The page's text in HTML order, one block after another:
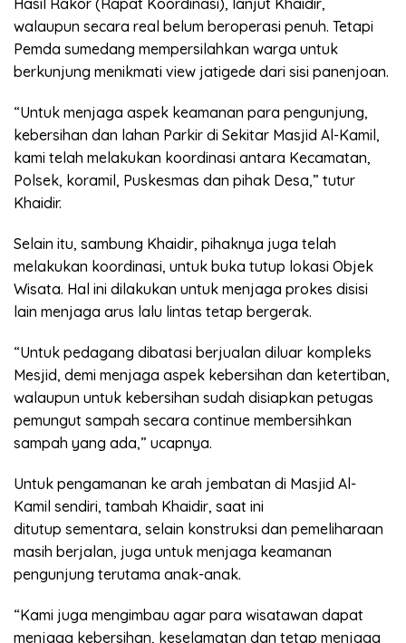
walaupun secara real belum beroperasi penuh. Tetapi
Pemda sumedang mempersilahkan warga untuk
berkunjung menikmati view jatigede dari sisi panenjoan.
“Untuk menjaga aspek keamanan para pengunjung,
kebersihan dan lahan Parkir di Sekitar Masjid Al-Kamil,
kami telah melakukan koordinasi antara Kecamatan,
Polsek, koramil, Puskesmas dan pihak Desa,” tutur
Khaidir.
Selain itu, sambung Khaidir, pihaknya juga telah
melakukan koordinasi, untuk buka tutup lokasi Objek
Wisata. Hal ini dilakukan untuk menjaga prokes disisi
lain menjaga arus lalu lintas tetap bergerak.
“Untuk pedagang dibatasi berjualan diluar kompleks
Mesjid, demi menjaga aspek kebersihan dan ketertiban,
walaupun untuk kebersihan sudah disiapkan petugas
pemungut sampah secara continue membersihkan
sampah yang ada,” ucapnya.
Untuk pengamanan ke arah jembatan di Masjid Al-
Kamil sendiri, tambah Khaidir, saat ini
ditutup sementara, selain konstruksi dan pemeliharaan
masih berjalan, juga untuk menjaga keamanan
pengunjung terutama anak-anak.
“Kami juga mengimbau agar para wisatawan dapat
menjaga kebersihan, keselamatan dan tetap menjaga